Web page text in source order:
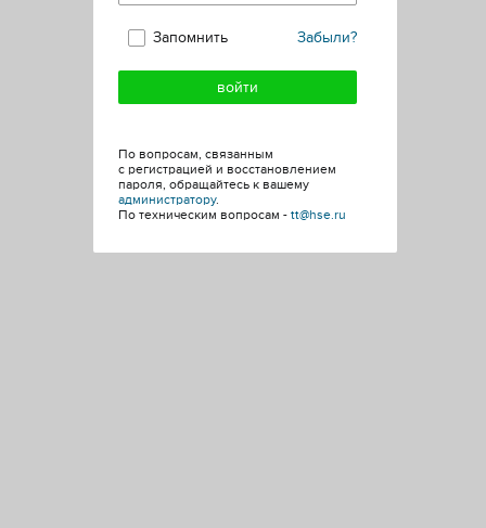
Забыли?
Запомнить
По вопросам, связанным
с регистрацией и восстановлением
пароля, обращайтесь к вашему
администратору.
По техническим вопросам - tt@hse.ru